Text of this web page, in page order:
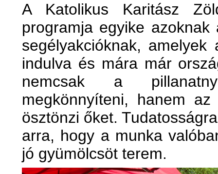
A Katolikus Karitász
programja egyike
segélyakcióknak,
indulva és mára már
nemcsak a
megkönnyíteni, hanem
ösztönzi őket.
arra, hogy a munka
jó gyümölcsöt terem.